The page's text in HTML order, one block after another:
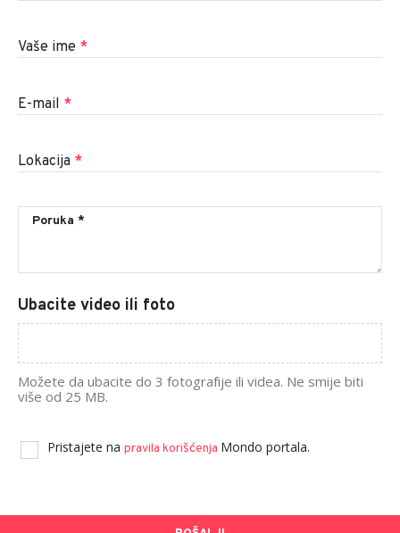
Vaše ime *
E-mail *
Lokacija *
Ubacite video ili foto
Možete da ubacite do 3 fotografije ili videa. Ne smije biti
više od 25 MB.
Pristajete na pravila korišćenja Mondo portala.